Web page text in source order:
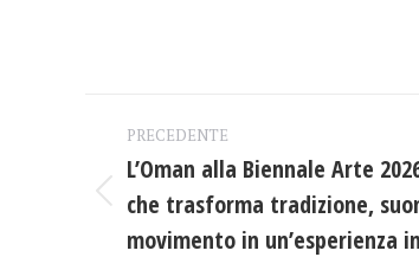
Naviga
tra
PRECEDENTE
Post
precedente:
L’Oman alla Biennale Arte
che trasforma tradizione,
movimento in un’esperienza